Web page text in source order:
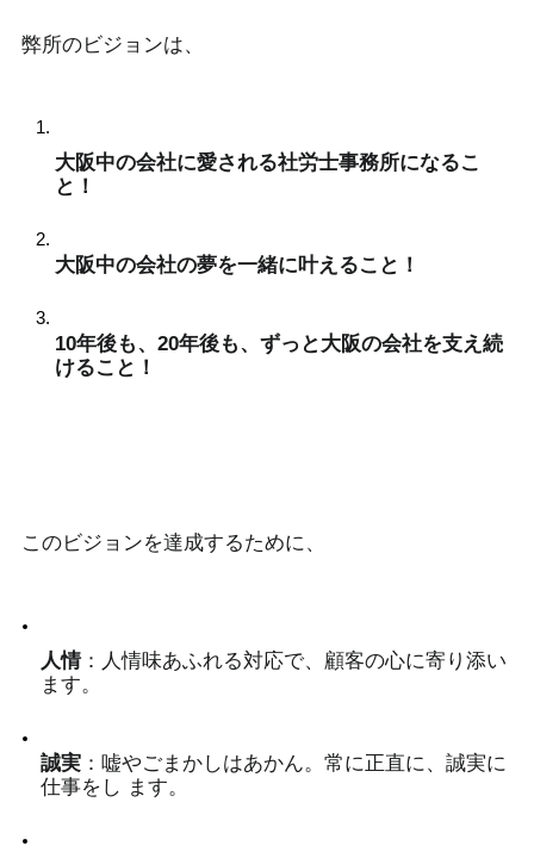
弊所のビジョンは、
大阪中の会社に愛される社労士事務所になるこ
と！
大阪中の会社の夢を一緒に叶えること！
10年後も、20年後も、ずっと大阪の会社を支え続
けること！
このビジョンを達成するために、
人情：人情味あふれる対応で、顧客の心に寄り添い
ます。
誠実 ：嘘やごまかしはあかん。常に正直に、誠実に
仕事をし ます。